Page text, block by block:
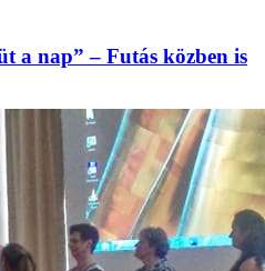
a nap” – Futás közben is